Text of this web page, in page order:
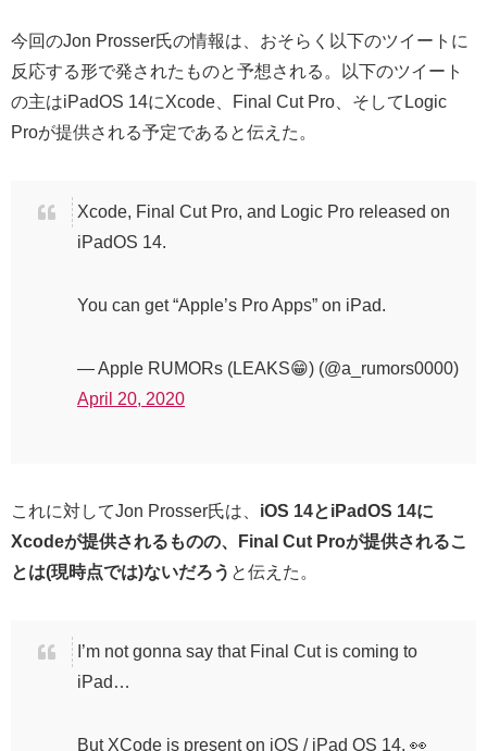
今回のJon Prosser氏の情報は、おそらく以下のツイートに
反応する形で発されたものと予想される。以下のツイート
の主はiPadOS 14にXcode、Final Cut Pro、そしてLogic
Proが提供される予定であると伝えた。
Xcode, Final Cut Pro, and Logic Pro released on
iPadOS 14.
You can get “Apple’s Pro Apps” on iPad.
— Apple RUMORs (LEAKS😁) (@a_rumors0000)
April 20, 2020
これに対してJon Prosser氏は、 iOS 14とiPadOS 14に
Xcodeが提供されるものの、Final Cut Proが提供されるこ
とは(現時点では)ないだろう と伝えた。
I’m not gonna say that Final Cut is coming to
iPad…
But XCode is present on iOS / iPad OS 14. 👀